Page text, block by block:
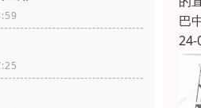
巴
24-